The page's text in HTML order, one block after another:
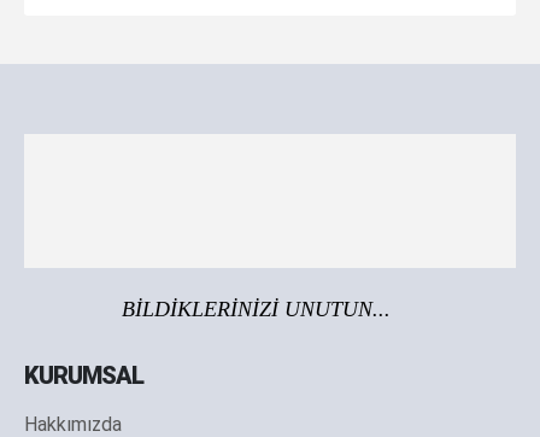
BİLDİKLERİNİZİ UNUTUN...
KURUMSAL
Hakkımızda